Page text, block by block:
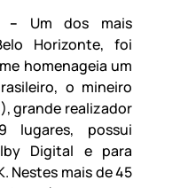
– Um dos mais
Horizonte, foi
homenageia um
o mineiro
grande realizador
lugares, possui
Digital e para
Nestes mais de 45